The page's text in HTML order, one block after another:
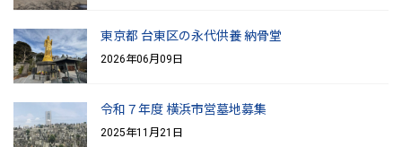
東京都 台東区の永代供養 納骨堂
2026年06月09日
令和７年度 横浜市営墓地募集
2025年11月21日